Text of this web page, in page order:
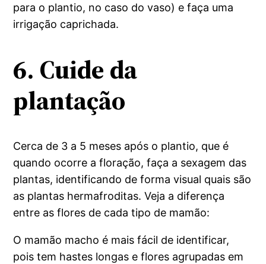
para o plantio, no caso do vaso) e faça uma
irrigação caprichada.
6. Cuide da
plantação
Cerca de 3 a 5 meses após o plantio, que é
quando ocorre a floração, faça a sexagem das
plantas, identificando de forma visual quais são
as plantas hermafroditas. Veja a diferença
entre as flores de cada tipo de mamão:
O mamão macho é mais fácil de identificar,
pois tem hastes longas e flores agrupadas em